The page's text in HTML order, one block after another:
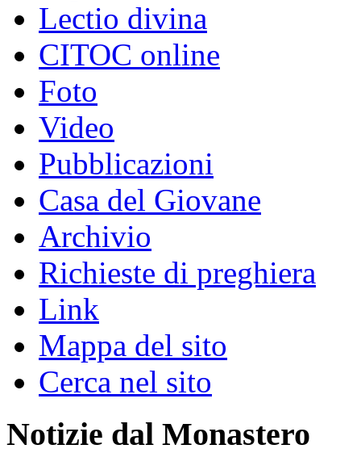
Lectio divina
CITOC online
Foto
Video
Pubblicazioni
Casa del Giovane
Archivio
Richieste di preghiera
Link
Mappa del sito
Cerca nel sito
Notizie dal Monastero